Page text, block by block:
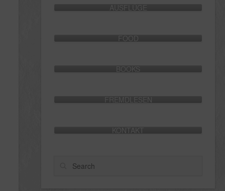
AUSFLÜGE
FOOD
BOOKS
FREMDLESEN
KONTAKT
Search